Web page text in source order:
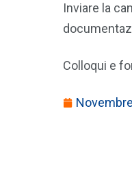
Inviare la
Colloqui e